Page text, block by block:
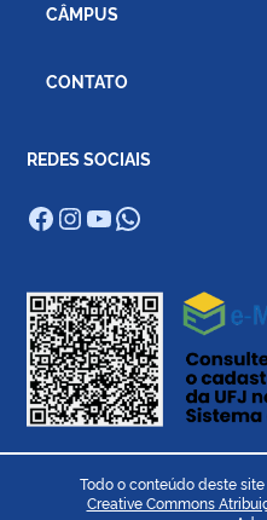
CÂMPUS
CONTATO
REDES SOCIAIS
Facebook
Instagram
Youtube
WhatsApp
Todo o conteúdo deste
Creative Commons